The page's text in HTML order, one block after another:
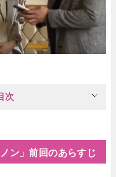
次
ン」前回のあらすじ